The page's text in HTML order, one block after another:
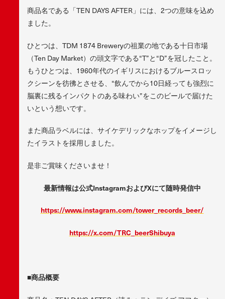
商品名である「TEN DAYS AFTER」には、2つの意味を込め
ました。
ひとつは、TDM 1874 Breweryの祖業の地である十日市場
（Ten Day Market）の頭文字である“T”と“D”を冠したこと。
もうひとつは、1960年代のイギリスにおけるブルースロッ
クシーンを彷彿とさせる、“飲んでから10日経っても強烈に
脳裏に残るインパクトのある味わい”をこのビールで届けた
いという想いです。
また商品ラベルには、サイケデリックなホップをイメージし
たイラストを採用しました。
是非ご賞味くださいませ！
最新情報は公式InstagramおよびXにて随時発信中
https://www.instagram.com/tower_records_beer/
https://x.com/TRC_beerShibuya
■商品概要